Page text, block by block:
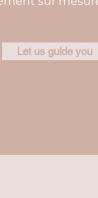
Let us guide you